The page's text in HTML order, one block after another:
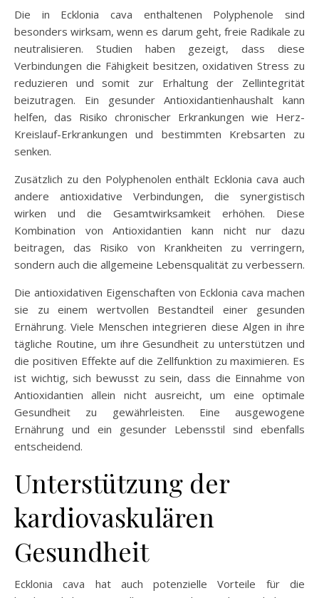
Die in Ecklonia cava enthaltenen Polyphenole sind
besonders wirksam, wenn es darum geht, freie Radikale zu
neutralisieren. Studien haben gezeigt, dass diese
Verbindungen die Fähigkeit besitzen, oxidativen Stress zu
reduzieren und somit zur Erhaltung der Zellintegrität
beizutragen. Ein gesunder Antioxidantienhaushalt kann
helfen, das Risiko chronischer Erkrankungen wie Herz-
Kreislauf-Erkrankungen und bestimmten Krebsarten zu
senken.
Zusätzlich zu den Polyphenolen enthält Ecklonia cava auch
andere antioxidative Verbindungen, die synergistisch
wirken und die Gesamtwirksamkeit erhöhen. Diese
Kombination von Antioxidantien kann nicht nur dazu
beitragen, das Risiko von Krankheiten zu verringern,
sondern auch die allgemeine Lebensqualität zu verbessern.
Die antioxidativen Eigenschaften von Ecklonia cava machen
sie zu einem wertvollen Bestandteil einer gesunden
Ernährung. Viele Menschen integrieren diese Algen in ihre
tägliche Routine, um ihre Gesundheit zu unterstützen und
die positiven Effekte auf die Zellfunktion zu maximieren. Es
ist wichtig, sich bewusst zu sein, dass die Einnahme von
Antioxidantien allein nicht ausreicht, um eine optimale
Gesundheit zu gewährleisten. Eine ausgewogene
Ernährung und ein gesunder Lebensstil sind ebenfalls
entscheidend.
Unterstützung der
kardiovaskulären
Gesundheit
Ecklonia cava hat auch potenzielle Vorteile für die